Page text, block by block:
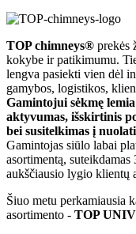
TOP chimneys® prekės
kokybe ir patikimumu.
lengva pasiekti vien dėl
gamybos, logistikos,
Gamintojui sėkmę
aktyvumas, išskirtinis
bei susitelkimas į
Gamintojas siūlo labai
asortimentą,
aukščiausio lygio klientų
Šiuo metu perkamiausia
asortimento - TOP